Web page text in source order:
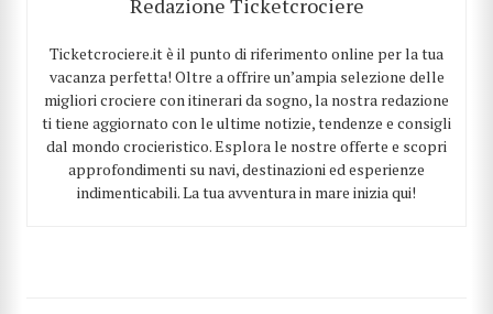
Redazione Ticketcrociere
Ticketcrociere.it è il punto di riferimento online per la tua
vacanza perfetta! Oltre a offrire un’ampia selezione delle
migliori crociere con itinerari da sogno, la nostra redazione
ti tiene aggiornato con le ultime notizie, tendenze e consigli
dal mondo crocieristico. Esplora le nostre offerte e scopri
approfondimenti su navi, destinazioni ed esperienze
indimenticabili. La tua avventura in mare inizia qui!